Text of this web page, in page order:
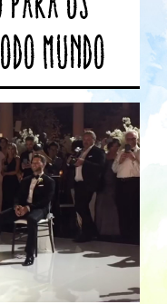
mundo